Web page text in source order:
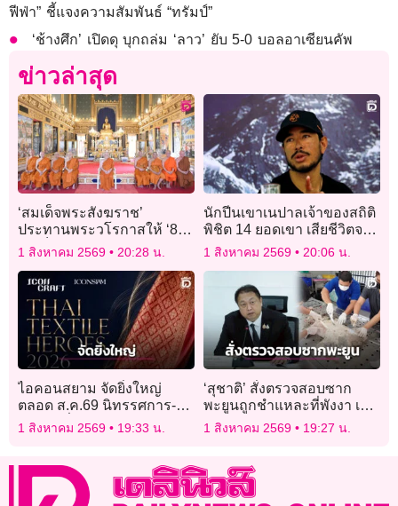
ฟีฟ่า” ชี้แจงความสัมพันธ์ “ทรัมป์”
‘ช้างศึก’ เปิดดุ บุกถล่ม ‘ลาว’ ยับ 5-0 บอลอาเซียนคัพ
ข่าวล่าสุด
‘สมเด็จพระสังฆราช’
ประทานพระวโรกาสให้ ‘8
สมเด็จพระราชาคณะ’ เฝ้า
1 สิงหาคม 2569 20:28 น.
นักปีนเขาเนปาลเจ้าของสถิติ
พิชิต 14 ยอดเขา เสียชีวิตจาก
หิมะถล่มในปากีสถาน
1 สิงหาคม 2569 20:06 น.
ไอคอนสยาม จัดยิ่งใหญ่
ตลอด ส.ค.69 นิทรรศการ-
งานแฟชั่นผ้าไทย
1 สิงหาคม 2569 19:33 น.
‘สุชาติ’ สั่งตรวจสอบซาก
พะยูนถูกชำแหละที่พังงา เร่ง
ล่าตัวคนผิด ฟันโทษหนัก
1 สิงหาคม 2569 19:27 น.